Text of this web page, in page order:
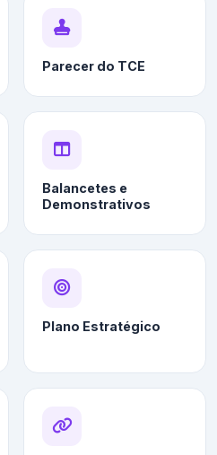
Parecer do TCE
Balancetes e
Demonstrativos
Plano Estratégico